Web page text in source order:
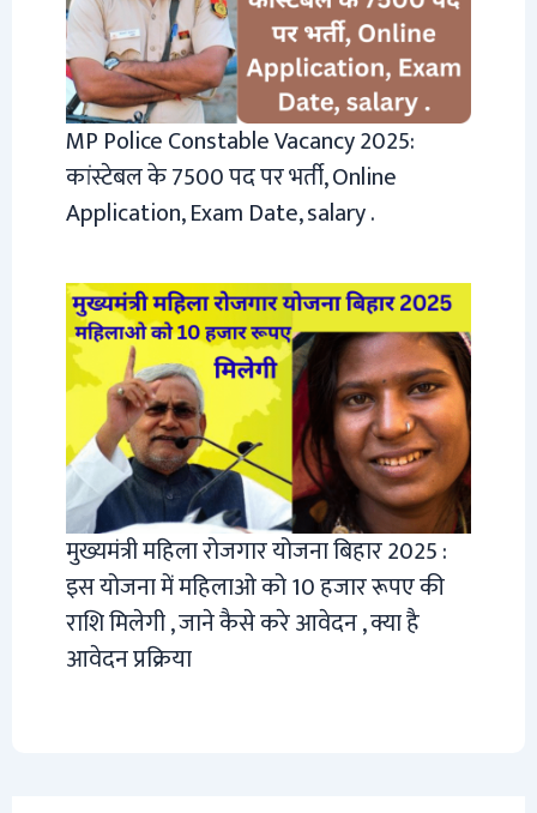
MP Police Constable Vacancy 2025:
कांस्टेबल के 7500 पद पर भर्ती, Online
Application, Exam Date, salary .
मुख्यमंत्री महिला रोजगार योजना बिहार 2025 :
इस योजना में महिलाओ को 10 हजार रूपए की
राशि मिलेगी , जाने कैसे करे आवेदन , क्या है
आवेदन प्रक्रिया